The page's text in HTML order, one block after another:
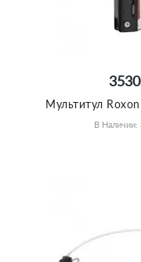
Мультитул
В Наличии: